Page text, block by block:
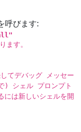
呼びます:
す。
てデバッグ メッセー
) シェル プロンプト
には新しいシェルを開